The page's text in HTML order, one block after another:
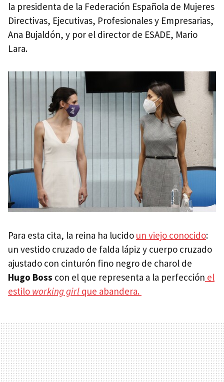
la presidenta de la Federación Española de Mujeres
Directivas, Ejecutivas, Profesionales y Empresarias,
Ana Bujaldón, y por el director de ESADE, Mario
Lara.
Para esta cita, la reina ha lucido un viejo conocido:
un vestido cruzado de falda lápiz y cuerpo cruzado
ajustado con cinturón fino negro de charol de
Hugo Boss con el que representa a la perfección el
estilo working girl que abandera.